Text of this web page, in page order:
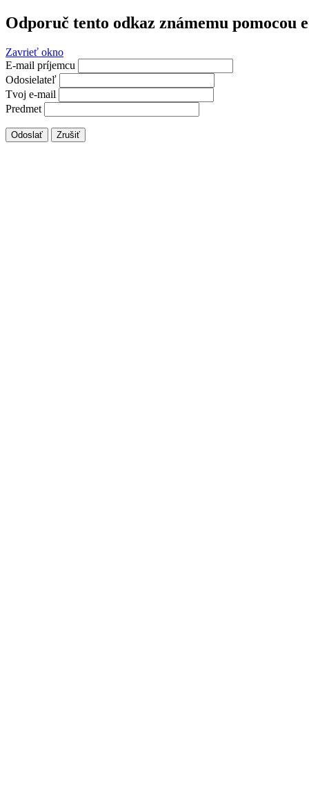
Odporuč tento odkaz známemu pomocou
Zavrieť okno
E-mail príjemcu
Odosielateľ
Tvoj e-mail
Predmet
Odoslať Zrušiť